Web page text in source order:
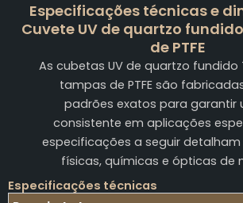
Especificações técnicas e
Cuvete UV de quartzo
de PTFE
As cubetas UV de quartzo fundido
tampas de PTFE são
padrões exatos para garantir
consistente em aplicações
especificações a seguir
físicas, químicas e ópticas de
Especificações técnicas